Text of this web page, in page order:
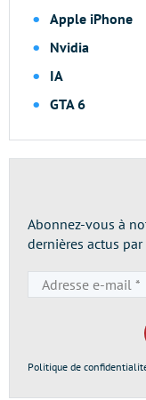
Apple iPhone
Nvidia
IA
GTA 6
Abonnez-vous à
dernières actus
Politique de